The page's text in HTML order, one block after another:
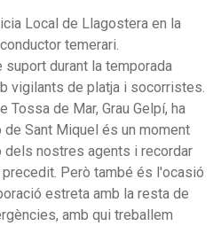
Local de Llagostera en la
temerari.
durant la temporada
vigilants de platja i socorristes.
Tossa de Mar, Grau Gelpí, ha
Sant Miquel és un moment
nostres agents i recordar
Però també és l'ocasió
estreta amb la resta de
amb qui treballem